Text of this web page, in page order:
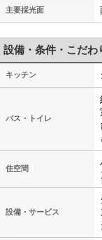
主要採光面
設備・条件・こだわ
キッチン
バス・トイレ
住空間
設備・サービス